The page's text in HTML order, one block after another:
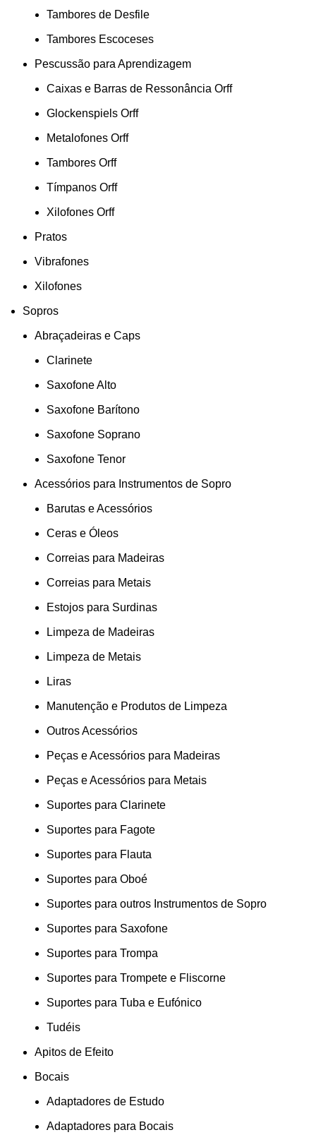
Tambores de Desfile
Tambores Escoceses
Pescussão para Aprendizagem
Caixas e Barras de Ressonância Orff
Glockenspiels Orff
Metalofones Orff
Tambores Orff
Tímpanos Orff
Xilofones Orff
Pratos
Vibrafones
Xilofones
Sopros
Abraçadeiras e Caps
Clarinete
Saxofone Alto
Saxofone Barítono
Saxofone Soprano
Saxofone Tenor
Acessórios para Instrumentos de Sopro
Barutas e Acessórios
Ceras e Óleos
Correias para Madeiras
Correias para Metais
Estojos para Surdinas
Limpeza de Madeiras
Limpeza de Metais
Liras
Manutenção e Produtos de Limpeza
Outros Acessórios
Peças e Acessórios para Madeiras
Peças e Acessórios para Metais
Suportes para Clarinete
Suportes para Fagote
Suportes para Flauta
Suportes para Oboé
Suportes para outros Instrumentos de Sopro
Suportes para Saxofone
Suportes para Trompa
Suportes para Trompete e Fliscorne
Suportes para Tuba e Eufónico
Tudéis
Apitos de Efeito
Bocais
Adaptadores de Estudo
Adaptadores para Bocais